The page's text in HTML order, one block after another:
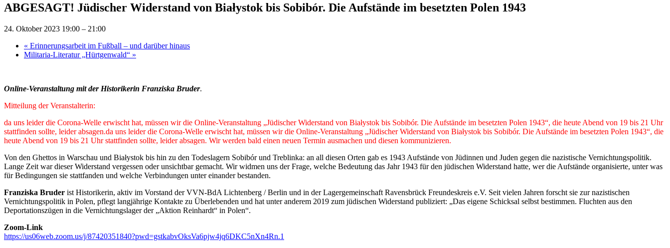
ABGESAGT! Jüdischer Widerstand von Białystok bis Sobibór. Die Aufstände im besetzten Polen 1943
24. Oktober 2023 19:00 – 21:00
« Erinnerungsarbeit im Fußball – und darüber hinaus
Militaria-Literatur „Hürtgenwald“ »
Online-Veranstaltung mit der Historikerin Franziska Bruder.
Mitteilung der Veranstalterin:
da uns leider die Corona-Welle erwischt hat, müssen wir die Online-Veranstaltung „Jüdischer Widerstand von Białystok bis Sobibór. Die Aufstände im besetzten Polen 1943“, die heute Abend von 19 bis 21 Uhr
stattfinden sollte, leider absagen.da uns leider die Corona-Welle erwischt hat, müssen wir die Online-Veranstaltung „Jüdischer Widerstand von Białystok bis Sobibór. Die Aufstände im besetzten Polen 1943“, die
heute Abend von 19 bis 21 Uhr stattfinden sollte, leider absagen. Wir werden bald einen neuen Termin ausmachen und diesen kommunizieren.
Von den Ghettos in Warschau und Białystok bis hin zu den Todeslagern Sobibór und Treblinka: an all diesen Orten gab es 1943 Aufstände von Jüdinnen und Juden gegen die nazistische Vernichtungspolitik.
Lange Zeit war dieser Widerstand vergessen oder unsichtbar gemacht. Wir widmen uns der Frage, welche Bedeutung das Jahr 1943 für den jüdischen Widerstand hatte, wer die Aufstände organisierte, unter was
für Bedingungen sie stattfanden und welche Verbindungen unter einander bestanden.
Franziska Bruder ist Historikerin, aktiv im Vorstand der VVN-BdA Lichtenberg / Berlin und in der Lagergemeinschaft Ravensbrück Freundeskreis e.V. Seit vielen Jahren forscht sie zur nazistischen
Vernichtungspolitik in Polen, pflegt langjährige Kontakte zu Überlebenden und hat unter anderem 2019 zum jüdischen Widerstand publiziert: „Das eigene Schicksal selbst bestimmen. Fluchten aus den
Deportationszügen in die Vernichtungslager der „Aktion Reinhardt“ in Polen“.
Zoom-Link
https://us06web.zoom.us/j/87420351840?pwd=gstkabvOksVa6pjw4jq6DKC5nXn4Rn.1